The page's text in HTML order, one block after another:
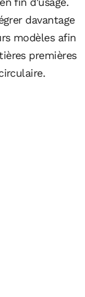
davantage
modèles afin
premières